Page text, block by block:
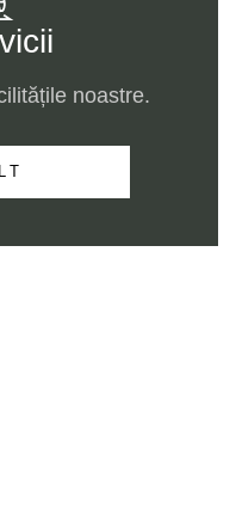
noastre.